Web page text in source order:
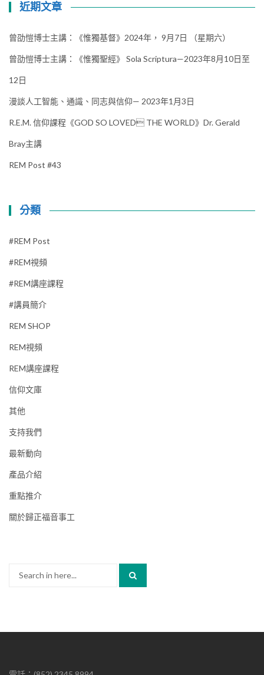
近期文章
曾劭愷博士主講：《惟獨基督》2024年， 9月7日 （星期六）
曾劭愷博士主講：《惟獨聖經》 Sola Scriptura—2023年8月10日至
12日
漫談人工智能、通識、同志與信仰— 2023年1月3日
R.E.M. 信仰課程《GOD SO LOVED THE WORLD》Dr. Gerald
Bray主講
REM Post #43
分類
#REM Post
#REM視頻
#REM講座課程
#講員簡介
REM SHOP
REM視頻
REM講座課程
信仰文庫
其他
支持我們
最新動向
產品介紹
重點推介
關於歸正福音事工